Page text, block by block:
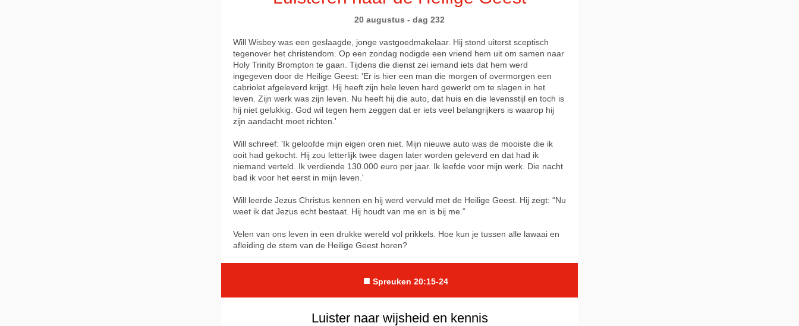
20 augustus - dag 232
Will Wisbey was een geslaagde, jonge vastgoedmakelaar. Hij stond uiterst sceptisch
tegenover het christendom. Op een zondag nodigde een vriend hem uit om samen naar
Holy Trinity Brompton te gaan. Tijdens die dienst zei iemand iets dat hem werd
ingegeven door de Heilige Geest: 'Er is hier een man die morgen of overmorgen een
cabriolet afgeleverd krijgt. Hij heeft zijn hele leven hard gewerkt om te slagen in het
leven. Zijn werk was zijn leven. Nu heeft hij die auto, dat huis en die levensstijl en toch is
hij niet gelukkig. God wil tegen hem zeggen dat er iets veel belangrijkers is waarop hij
zijn aandacht moet richten.'
Will schreef: 'Ik geloofde mijn eigen oren niet. Mijn nieuwe auto was de mooiste die ik
ooit had gekocht. Hij zou letterlijk twee dagen later worden geleverd en dat had ik
niemand verteld. Ik verdiende 130.000 euro per jaar. Ik leefde voor mijn werk. Die nacht
bad ik voor het eerst in mijn leven.'
Will leerde Jezus Christus kennen en hij werd vervuld met de Heilige Geest. Hij zegt: “Nu
weet ik dat Jezus echt bestaat. Hij houdt van me en is bij me.”
Velen van ons leven in een drukke wereld vol prikkels. Hoe kun je tussen alle lawaai en
afleiding de stem van de Heilige Geest horen?
■ Spreuken 20:15-24
Luister naar wijsheid en kennis